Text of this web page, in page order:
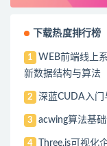
下载热度排行榜
1
WEB前端线上
新数据结构与算法
2 深蓝CUDA入门
3 acwing算法基
4 Three.js可视化